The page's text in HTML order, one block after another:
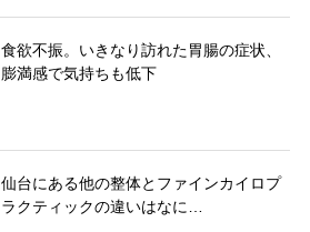
食欲不振。いきなり訪れた胃腸の症状、
膨満感で気持ちも低下
仙台にある他の整体とファインカイロプ
ラクティックの違いはなに…